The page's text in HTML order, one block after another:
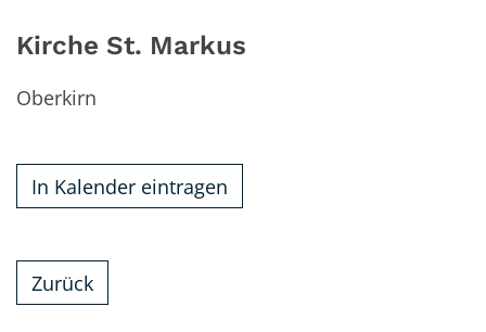
Kirche St. Markus
Oberkirn
In Kalender eintragen
Zurück